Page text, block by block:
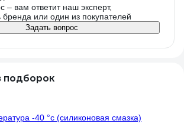
– вам ответит наш эксперт,
бренда или один из покупателей
Задать вопрос
подборок
-40 °с (силиконовая смазка)